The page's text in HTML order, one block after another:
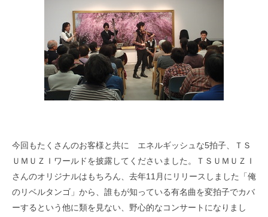
今回もたくさんのお客様と共に エネルギッシュな5拍子、ＴＳ
ＵＭＵＺＩワールドを披露してくださいました。ＴＳＵＭＵＺＩ
さんのオリジナルはもちろん、去年11月にリリースしました「俺
のリベルタンゴ」から、誰もが知っている有名曲を変拍子でカバ
ーするという他に類を見ない、野心的なコンサートになりまし